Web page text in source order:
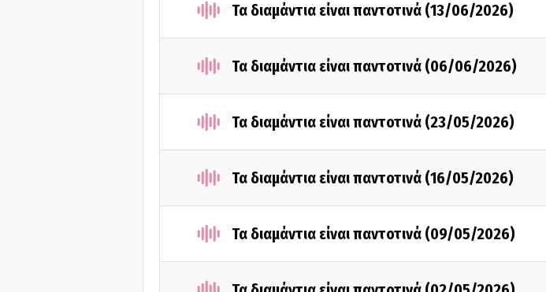
Τα διαμάντια είναι παντοτινά (13/06/2026)
Τα διαμάντια είναι παντοτινά (06/06/2026)
Τα διαμάντια είναι παντοτινά (23/05/2026)
Τα διαμάντια είναι παντοτινά (16/05/2026)
Τα διαμάντια είναι παντοτινά (09/05/2026)